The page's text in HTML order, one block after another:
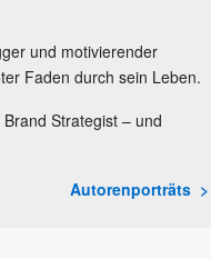
und motivierender
Faden durch sein Leben.
Strategist – und
Autorenporträts